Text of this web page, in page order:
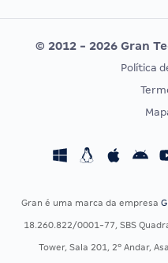
Editais publicados
CONCURSOS POR PROFISSÃO
Concursos Fiscais
Concursos Saúde
© 2012 - 2026 Gran
Política
Gran é uma marca da empresa
18.260.822/0001-77, SBS
Tower, Sala 201, 2º Andar,